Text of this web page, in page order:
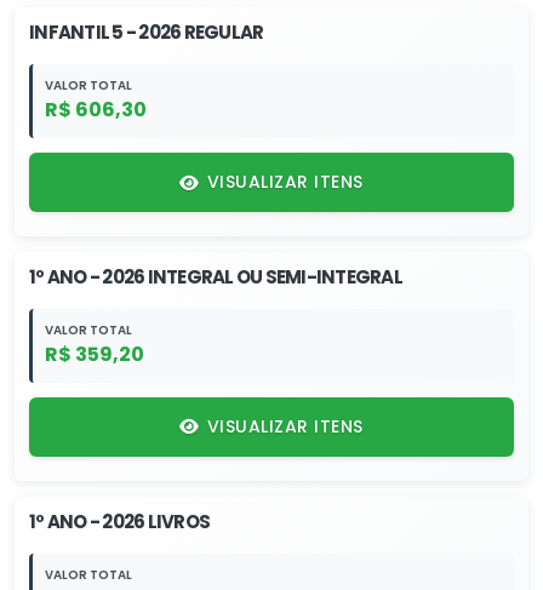
INFANTIL 5 - 2026 REGULAR
VALOR TOTAL
R$ 606,30
VISUALIZAR ITENS
1º ANO - 2026 INTEGRAL OU SEMI-INTEGRAL
VALOR TOTAL
R$ 359,20
VISUALIZAR ITENS
1º ANO - 2026 LIVROS
VALOR TOTAL